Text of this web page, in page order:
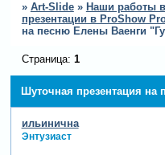
» Art-Slide » Наши работы
презентации в ProShow
на песню Елены Ваенги
Шуточная презентация на
Страница: 1
ильинична
Энтузиаст